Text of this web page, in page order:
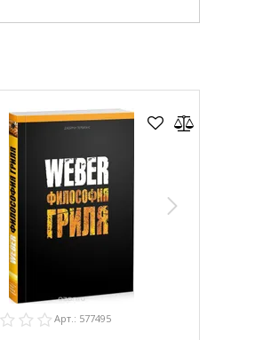
Нравится товар?
Задайте вопрос.
Арт.: 577495